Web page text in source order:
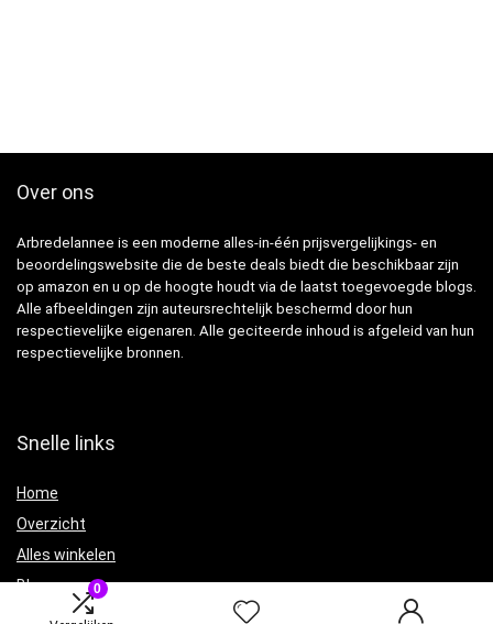
0
Over ons
Arbredelannee is een moderne alles-in-één prijsvergelijkings- en
beoordelingswebsite die de beste deals biedt die beschikbaar zijn
op amazon en u op de hoogte houdt via de laatst toegevoegde blogs.
Alle afbeeldingen zijn auteursrechtelijk beschermd door hun
respectievelijke eigenaren. Alle geciteerde inhoud is afgeleid van hun
respectievelijke bronnen.
Snelle links
Home
Overzicht
Alles winkelen
Blogs
Onze webshops